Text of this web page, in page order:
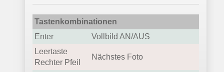
Tastenkombinationen
Enter
Vollbild AN/AUS
Leertaste
Rechter Pfeil
Nächstes Foto